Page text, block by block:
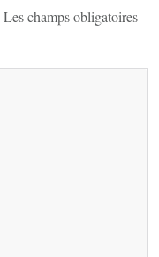
Les champs obligatoires